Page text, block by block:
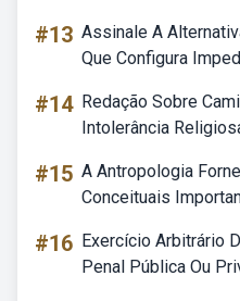
#13 Assinale A
Que Configura
#14 Redação Sobre
Intolerância
#15 A Antropologia
Conceituais
#16 Exercício Arbitrário
Penal Pública Ou